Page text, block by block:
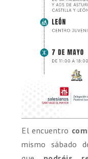
El encuentro
mismo sábado